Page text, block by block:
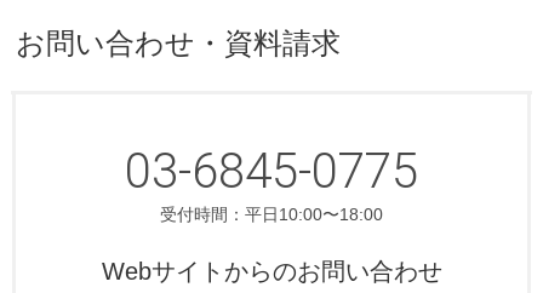
お問い合わせ・資料請求
03-6845-0775
受付時間：平日10:00〜18:00
Webサイトからのお問い合わせ